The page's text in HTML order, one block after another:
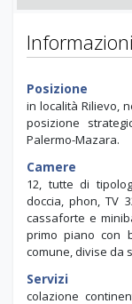
Informazioni
Posizione
in località Rilievo,
posizione
Palermo-Mazara.
Camere
12, tutte di
doccia, phon, TV
cassaforte e
primo piano con
comune, divise da
Servizi
colazione